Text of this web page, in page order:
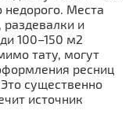
недорого. Места
и
100–150 м2
тату, могут
ресниц
существенно
источник